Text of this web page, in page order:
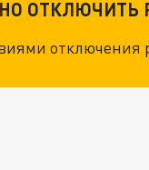
ОТКЛЮЧИТЬ